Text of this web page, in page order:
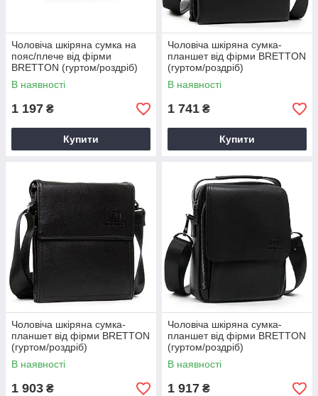
Чоловіча шкіряна сумка на
пояс/плече від фірми
BRETTON (гуртом/роздріб)
В наявності
1 197 ₴
Купити
Чоловіча шкіряна сумка-
планшет від фірми BRETTON
(гуртом/роздріб)
В наявності
1 741 ₴
Купити
Чоловіча шкіряна сумка-
планшет від фірми BRETTON
(гуртом/роздріб)
В наявності
1 903 ₴
Чоловіча шкіряна сумка-
планшет від фірми BRETTON
(гуртом/роздріб)
В наявності
1 917 ₴